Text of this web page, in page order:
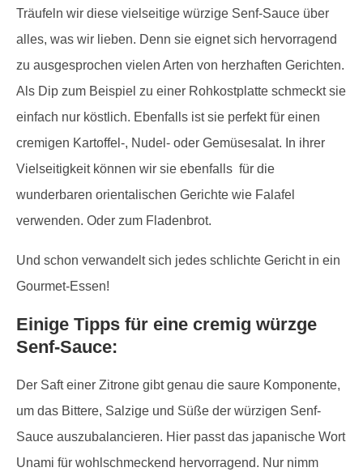
Träufeln wir diese vielseitige würzige Senf-Sauce über
alles, was wir lieben. Denn sie eignet sich hervorragend
zu ausgesprochen vielen Arten von herzhaften Gerichten.
Als Dip zum Beispiel zu einer Rohkostplatte schmeckt sie
einfach nur köstlich. Ebenfalls ist sie perfekt für einen
cremigen Kartoffel-, Nudel- oder Gemüsesalat. In ihrer
Vielseitigkeit können wir sie ebenfalls für die
wunderbaren orientalischen Gerichte wie Falafel
verwenden. Oder zum Fladenbrot.
Und schon verwandelt sich jedes schlichte Gericht in ein
Gourmet-Essen!
Einige Tipps für eine cremig würzge
Senf-Sauce:
Der Saft einer Zitrone gibt genau die saure Komponente,
um das Bittere, Salzige und Süße der würzigen Senf-
Sauce auszubalancieren. Hier passt das japanische Wort
Unami für wohlschmeckend hervorragend. Nur nimm